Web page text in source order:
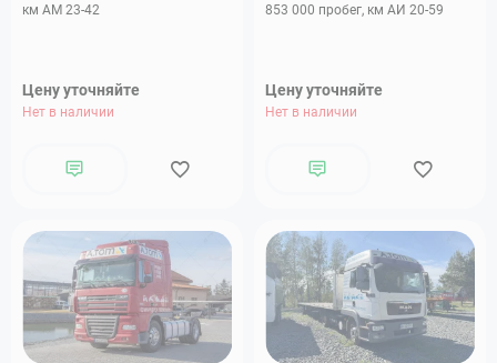
км АМ 23-42
Цену уточняйте
Нет в наличии
853 000 пробег, км АИ 20-59
Цену уточняйте
Нет в наличии